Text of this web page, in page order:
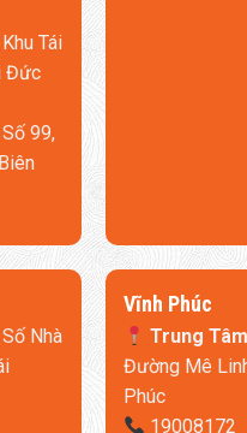
giảm áp
Tái
Đức
99,
Nhà
​Vĩnh Phúc
Trung
Đường Mê
Phúc
19008172